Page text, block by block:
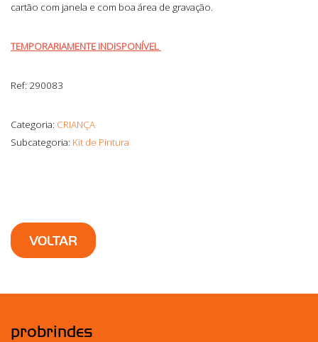
cartão com janela e com boa área de gravação.
TEMPORARIAMENTE INDISPONÍVEL
Ref: 290083
Categoria: CRIANÇA
Subcategoria: Kit de Pintura
VOLTAR
probrindes